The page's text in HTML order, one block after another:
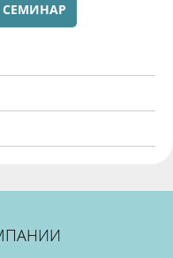
СЕМИНАР